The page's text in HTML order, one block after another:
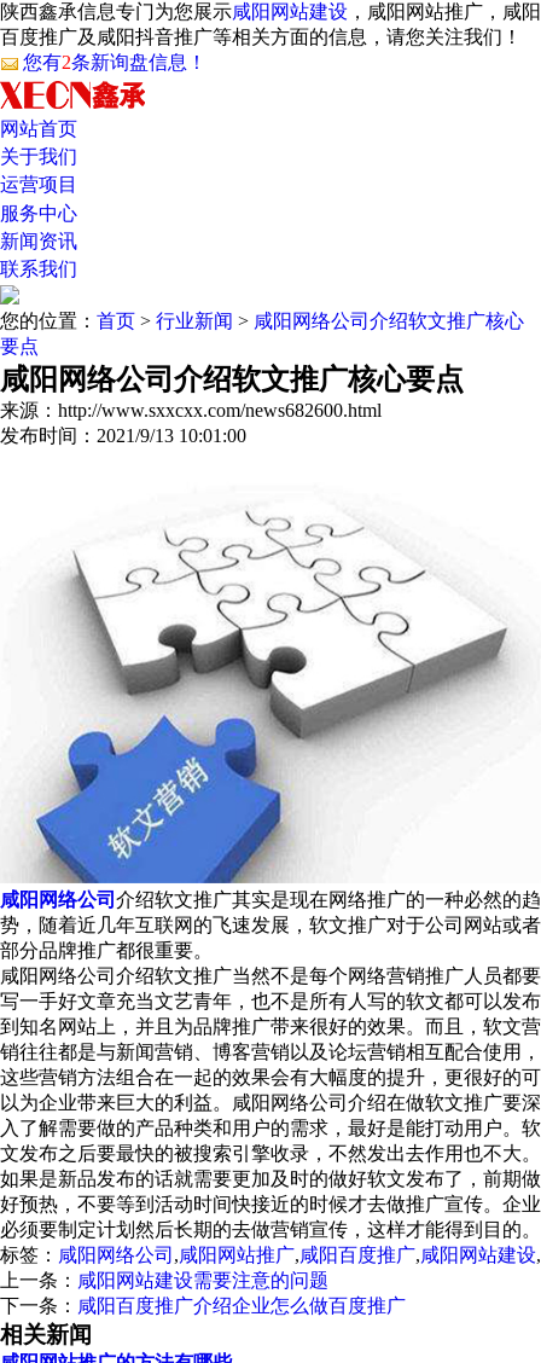
陕西鑫承信息专门为您展示咸阳网站建设 ，咸阳网站推广，咸阳
百度推广及咸阳抖音推广等相关方面的信息，请您关注我们！
您有2条新询盘信息！
网站首页
关于我们
运营项目
服务中心
新闻资讯
联系我们
您的位置： 首页 > 行业新闻 > 咸阳网络公司介绍软文推广核心
要点
咸阳网络公司介绍软文推广核心要点
来源：http://www.sxxcxx.com/news682600.html
发布时间：2021/9/13 10:01:00
咸阳网络公司 介绍软文推广其实是现在网络推广的一种必然的趋
势，随着近几年互联网的飞速发展，软文推广对于公司网站或者
部分品牌推广都很重要。
咸阳网络公司介绍软文推广当然不是每个网络营销推广人员都要
写一手好文章充当文艺青年，也不是所有人写的软文都可以发布
到知名网站上，并且为品牌推广带来很好的效果。而且，软文营
销往往都是与新闻营销、博客营销以及论坛营销相互配合使用，
这些营销方法组合在一起的效果会有大幅度的提升，更很好的可
以为企业带来巨大的利益。咸阳网络公司介绍在做软文推广要深
入了解需要做的产品种类和用户的需求，最好是能打动用户。软
文发布之后要最快的被搜索引擎收录，不然发出去作用也不大。
如果是新品发布的话就需要更加及时的做好软文发布了，前期做
好预热，不要等到活动时间快接近的时候才去做推广宣传。企业
必须要制定计划然后长期的去做营销宣传，这样才能得到目的。
标签： 咸阳网络公司 ,咸阳网站推广,咸阳百度推广,咸阳网站建设,
上一条： 咸阳网站建设需要注意的问题
下一条： 咸阳百度推广介绍企业怎么做百度推广
相关新闻